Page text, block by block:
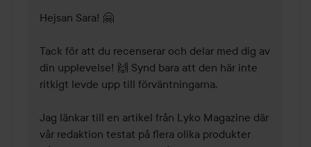
Hejsan Sara! 🤗
Tack för att du recenserar och delar med dig av
din upplevelse! 🙌 Synd bara att den här inte
ritkigt levde upp till förväntningarna.
Jag länkar till en artikel från Lyko Magazine där
vår redaktion testat på flera olika produkter